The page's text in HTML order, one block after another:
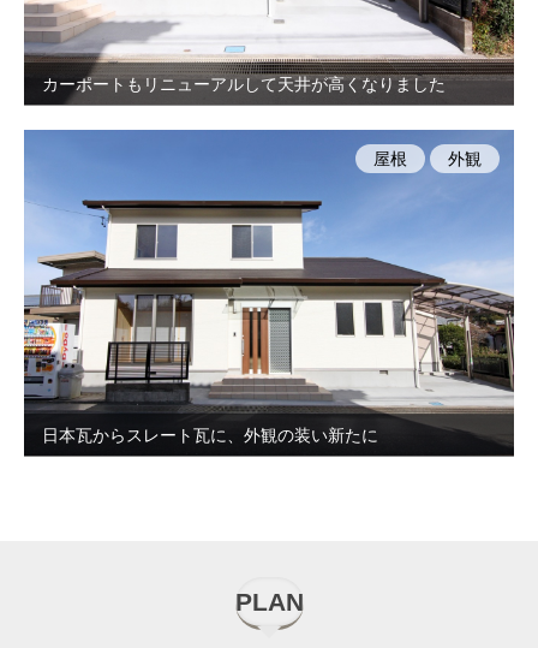
カーポートもリニューアルして天井が高くなりました
日本瓦からスレート瓦に、外観の装い新たに
屋根 外観
PLAN